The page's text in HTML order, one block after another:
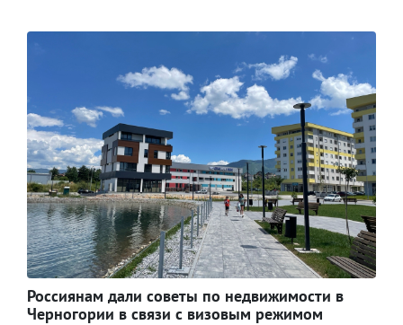
Россиянам дали советы по недвижимости в
Черногории в связи с визовым режимом